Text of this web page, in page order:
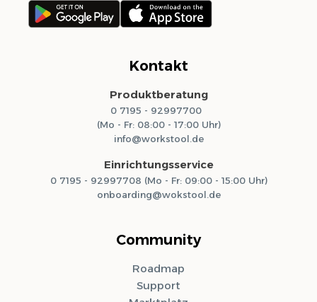
Kontakt
Produktberatung
0 7195 - 92997700
(Mo - Fr: 08:00 - 17:00 Uhr)
info@workstool.de
Einrichtungsservice
0 7195 - 92997708 (Mo - Fr: 09:00 - 15:00 Uhr)
onboarding@wokstool.de
Community
Roadmap
Support